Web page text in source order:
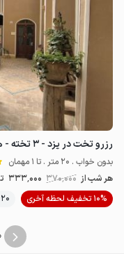
رزرو تخت در یزد - ۳ تخته - هاستل بانوان
بدون خواب . 20 متر . تا 1 مهمان
هر شب از 370٬000 333٬000
10% تخفیف لحظه آخری
20+ رزرو موفق